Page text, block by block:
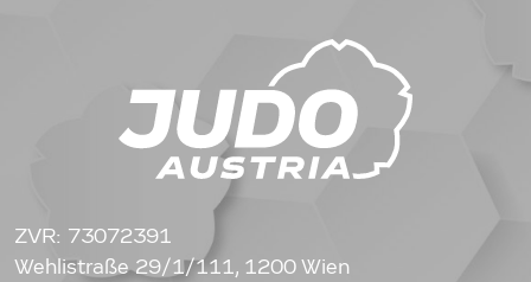
ZVR: 73072391
Wehlistraße 29/1/111, 1200 Wien